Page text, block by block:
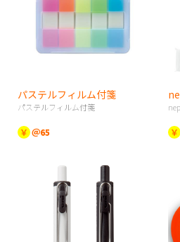
パステルフィルム付箋
パステルフィルム付箋
￥ ＠65 ￥